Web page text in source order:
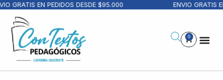
EN PEDIDOS DESDE $95.000 ENVIO GRATIS EN
0